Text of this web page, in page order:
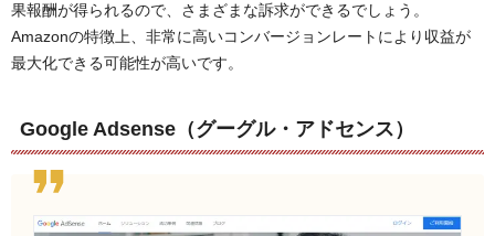
果報酬が得られるので、さまざまな訴求ができるでしょう。
Amazonの特徴上、非常に高いコンバージョンレートにより収益が
最大化できる可能性が高いです。
Google Adsense（グーグル・アドセンス）